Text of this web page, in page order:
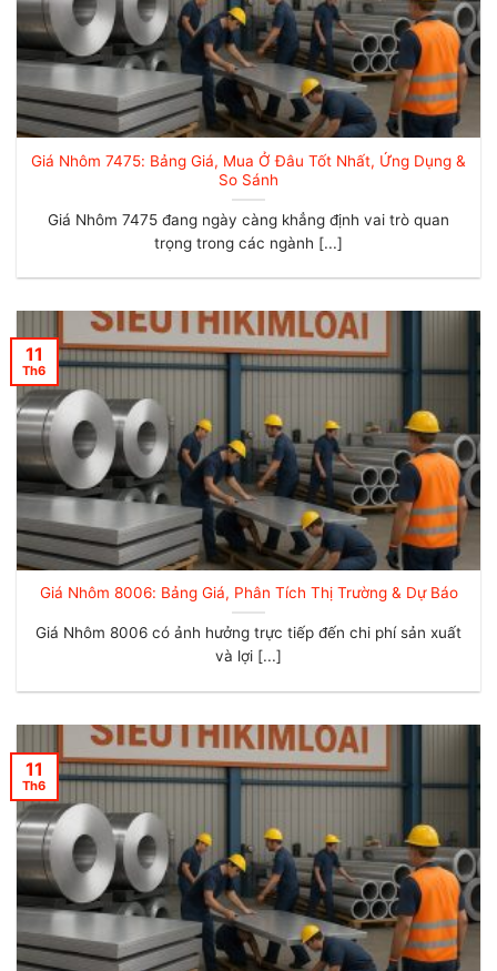
Giá Nhôm 7475: Bảng Giá, Mua Ở Đâu Tốt Nhất, Ứng Dụng &
So Sánh
Giá Nhôm 7475 đang ngày càng khẳng định vai trò quan
trọng trong các ngành [...]
Giá Nhôm 8006: Bảng Giá, Phân Tích Thị Trường & Dự Báo
Giá Nhôm 8006 có ảnh hưởng trực tiếp đến chi phí sản xuất
và lợi [...]
11
Th6
11
Th6